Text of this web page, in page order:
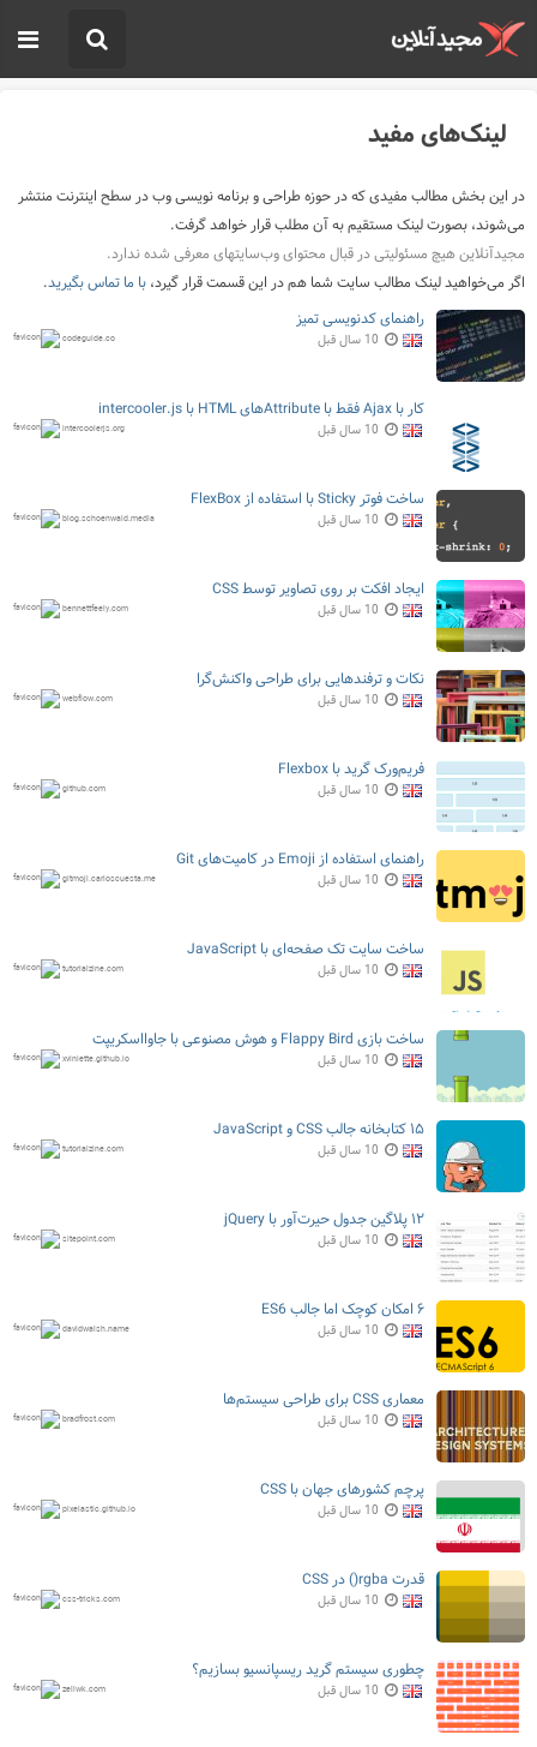
لینک‌های مفید
در این بخش مطالب مفیدی که در حوزه طراحی و برنامه نویسی وب در سطح اینترنت منتشر
می‌شوند، بصورت لینک مستقیم به آن مطلب قرار خواهد گرفت.
مجیدآنلاین هیچ مسئولیتی در قبال محتوای وب‌سایتهای معرفی شده ندارد.
اگر می‌خواهید لینک مطالب سایت شما هم در این قسمت قرار گیرد، با ما تماس بگیرید.
راهنمای کدنویسی تمیز
codeguide.co 10 سال قبل
کار با Ajax فقط با Attributeهای HTML با intercooler.js
intercoolerjs.org 10 سال قبل
ساخت فوتر Sticky با استفاده از FlexBox
blog.schoenwald.media 10 سال قبل
ایجاد افکت بر روی تصاویر توسط CSS
bennettfeely.com 10 سال قبل
نکات و ترفندهایی برای طراحی واکنش‌گرا
webflow.com 10 سال قبل
فریم‌ورک گرید با Flexbox
github.com 10 سال قبل
راهنمای استفاده از Emoji در کامیت‌های Git
gitmoji.carloscuesta.me 10 سال قبل
ساخت سایت تک صفحه‌ای با JavaScript
tutorialzine.com 10 سال قبل
ساخت بازی Flappy Bird و هوش مصنوعی با جاوااسکریپت
xviniette.github.io 10 سال قبل
۱۵ کتابخانه جالب CSS و JavaScript
tutorialzine.com 10 سال قبل
۱۲ پلاگین جدول حیرت‌آور با jQuery
sitepoint.com 10 سال قبل
۶ امکان کوچک اما جالب ES6
davidwalsh.name 10 سال قبل
معماری CSS برای طراحی سیستم‌ها
bradfrost.com 10 سال قبل
پرچم کشورهای جهان با CSS
pixelastic.github.io 10 سال قبل
قدرت rgba() در CSS
css-tricks.com 10 سال قبل
چطوری سیستم گرید ریسپانسیو بسازیم؟
zellwk.com 10 سال قبل